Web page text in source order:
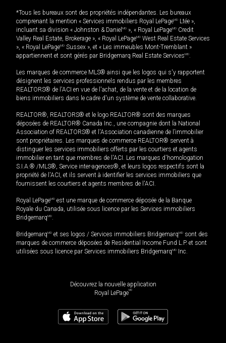
*Tous les bureaux sont des propriétés indépendantes. Les bureaux
comprenant la mention « Services immobiliers Royal LePageMD Ltée »,
incluant sa division « Johnston & Daniel MD », « Royal LePageMD Credit
Valley Real Estate, Brokerage », « Royal LePageMD West Real Estate Services
», « Royal LePageMD Sussex », et « Les immeubles Mont-Tremblant »
appartiennent et sont gérés par Bridgemarq Real Estate ServicesMD
Les marques de commerce MLS® ainsi que les logos qui s'y rapportent
désignent les services professionnels rendus par les membres
REALTORS® de l'ACI en vue de l'achat, de la vente et de la location de
biens immobiliers dans le cadre d'un système de vente collaborative.
REALTOR®, REALTORS® et le logo REALTOR® sont des marques
déposées de REALTOR® Canada Inc., une compagnie dont la National
Association of REALTORS® et l'Association canadienne de l’immobilier
sont propriétaires. Les marques de commerce REALTOR® servent à
distinguer les services immobiliers offerts par les courtiers et agents
immobilier en tant que membres de l'ACI. Les marques d'homologation
S.I.A.® /MLS®, Service inter-agences®, et leurs logos respectifs sont la
propriété de l'ACI, et ils servent à identifier les services immobiliers que
fournissent les courtiers et agents membres de l'ACI.
Royal LePageMD est une marque de commerce déposée de la Banque
Royale du Canada, utilisée sous licence par les Services immobiliers
BridgemarqMD
BridgemarqMD et ses logos / Services immobiliers BridgemarqMD sont des
marques de commerce déposées de Residential Income Fund L.P. et sont
utilisées sous licence par Services immobiliers BridgemarqMD Inc.
Découvrez la nouvelle application
Royal LePageMD